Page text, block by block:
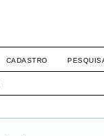
CADASTRO